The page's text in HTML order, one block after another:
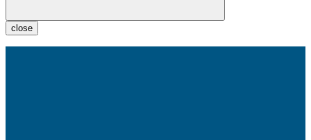
close